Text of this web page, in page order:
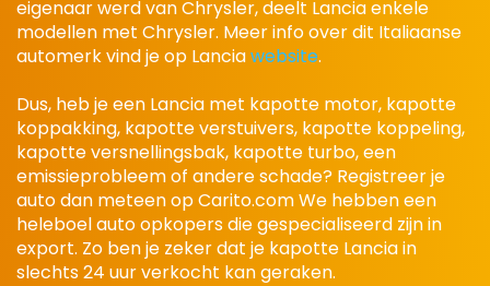
eigenaar werd van Chrysler, deelt Lancia enkele
modellen met Chrysler. Meer info over dit Italiaanse
automerk vind je op Lanciawebsite.
Dus, heb je een Lancia met kapotte motor, kapotte
koppakking, kapotte verstuivers, kapotte koppeling,
kapotte versnellingsbak, kapotte turbo, een
emissieprobleem of andere schade? Registreer je
auto dan meteen op Carito.com We hebben een
heleboel auto opkopers die gespecialiseerd zijn in
export. Zo ben je zeker dat je kapotte Lancia in
slechts 24 uur verkocht kan geraken.